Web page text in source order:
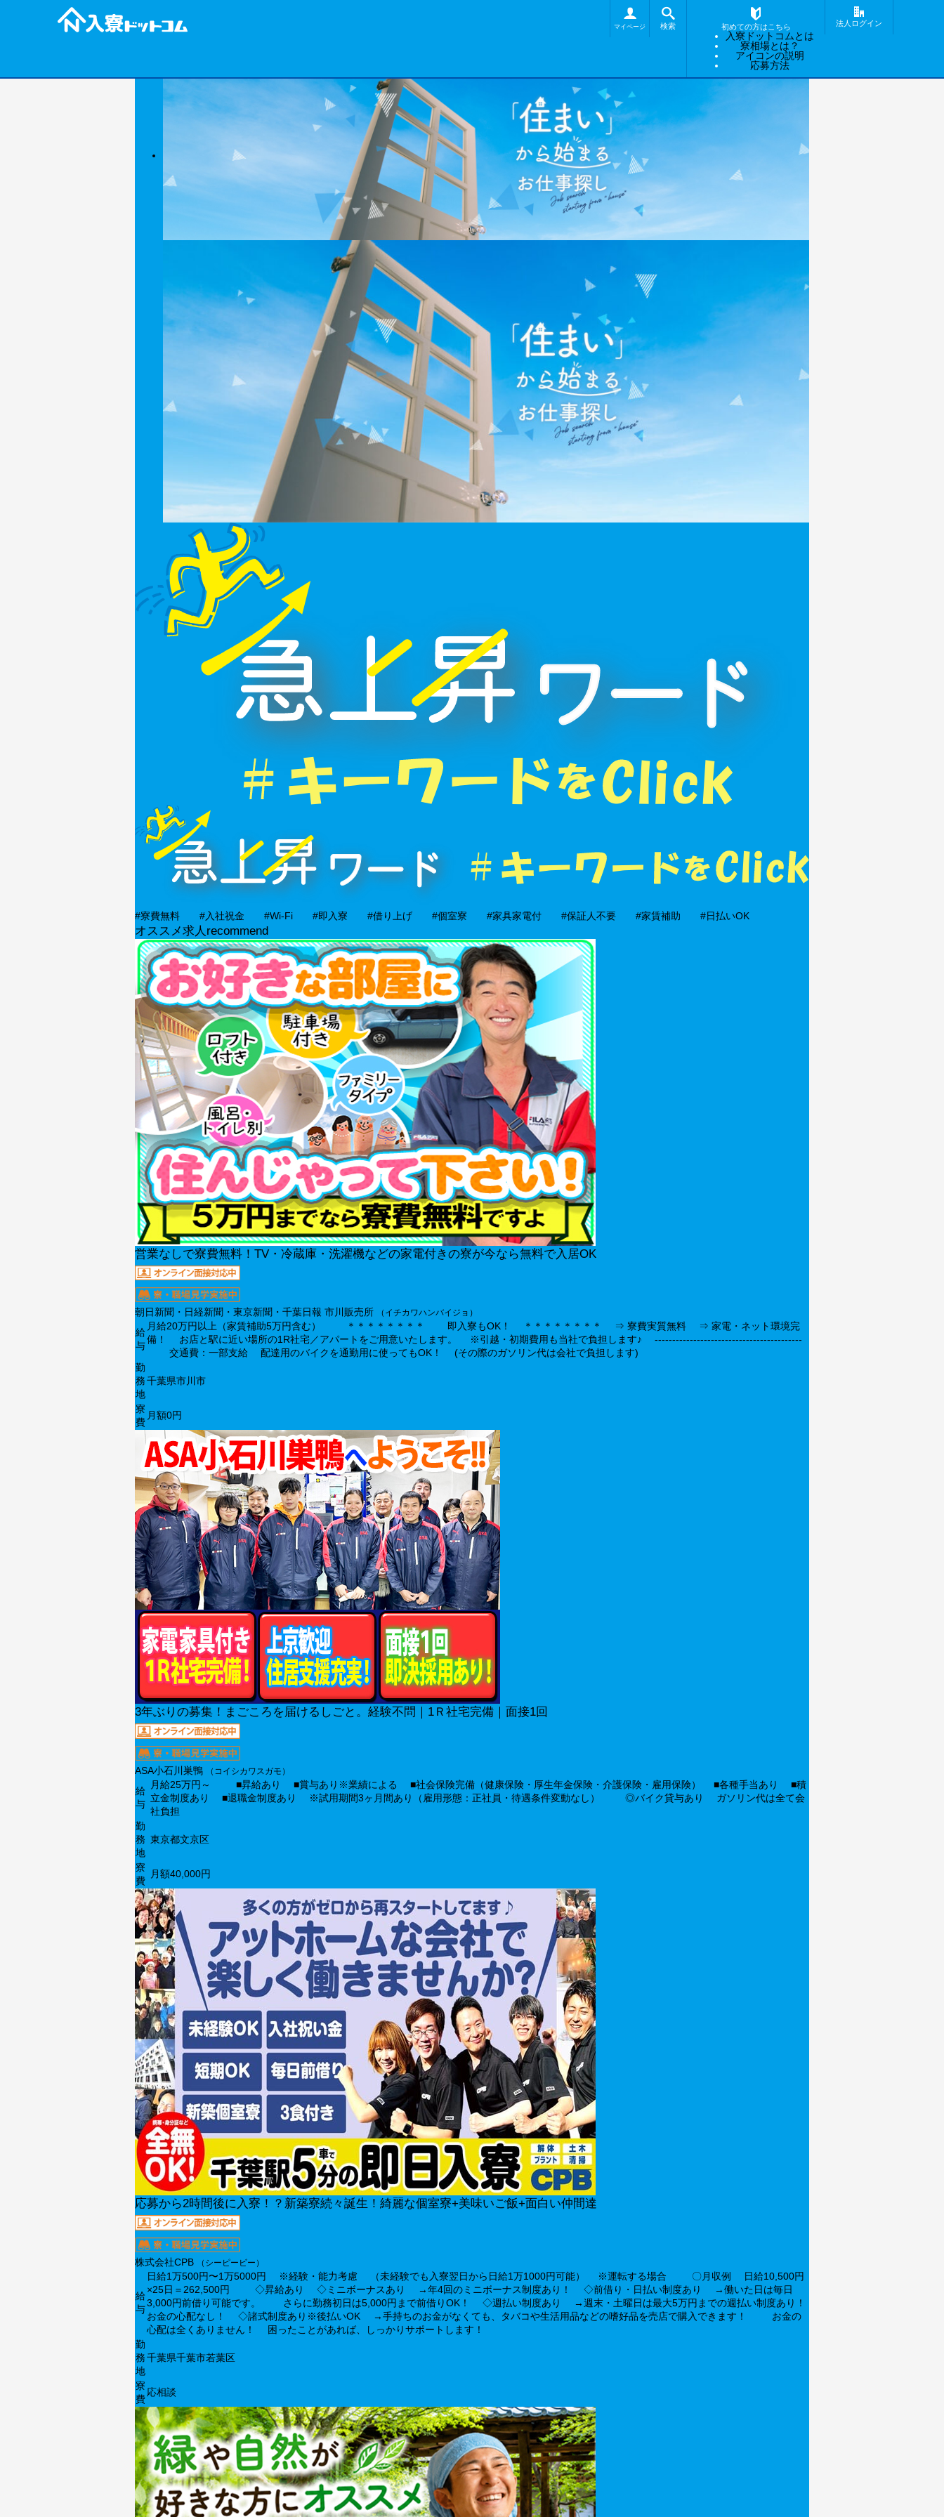
法人ログイン
初めての方はこちら
入寮ドットコムとは
寮相場とは？
アイコンの説明
応募方法
検索
マイページ
5 位
千葉県
寮費無料 30% 寮費無料 68%
-
寮費無料 67% 寮費無料 67%
#寮費無料 #入社祝金 #Wi-Fi #即入寮 #借り上げ #個室寮 #家具家電付 #保証人不要 #家賃補助 #日払いOK
オススメ求人 recommend
営業なしで寮費無料！TV・冷蔵庫・洗濯機などの家電付きの寮が今なら無料で入居OK
朝日新聞・日経新聞・東京新聞・千葉日報 市川販売所 （イチカワハンバイジョ）
給
与
月給20万円以上（家賃補助5万円含む） ＊＊＊＊＊＊＊＊ 即入寮もOK！ ＊＊＊＊＊＊＊＊ ⇒ 寮費実質無料 ⇒ 家電・ネット環境完
備！ お店と駅に近い場所の1R社宅／アパートをご用意いたします。 ※引越・初期費用も当社で負担します♪ ------------------------------------------
交通費：一部支給 配達用のバイクを通勤用に使ってもOK！ (その際のガソリン代は会社で負担します)
勤
務
地
千葉県市川市
寮
費
月額0円
3年ぶりの募集！まごころを届けるしごと。経験不問｜1Ｒ社宅完備｜面接1回
ASA小石川巣鴨 （コイシカワスガモ）
給
与
月給25万円～ ■昇給あり ■賞与あり※業績による ■社会保険完備（健康保険・厚生年金保険・介護保険・雇用保険） ■各種手当あり ■積
立金制度あり ■退職金制度あり ※試用期間3ヶ月間あり（雇用形態：正社員・待遇条件変動なし） ◎バイク貸与あり ガソリン代は全て会
社負担
勤
務
地
東京都文京区
寮
費
月額40,000円
応募から2時間後に入寮！？新築寮続々誕生！綺麗な個室寮+美味いご飯+面白い仲間達
株式会社CPB （シーピービー）
給
与
日給1万500円〜1万5000円 ※経験・能力考慮 （未経験でも入寮翌日から日給1万1000円可能） ※運転する場合 〇月収例 日給10,500円
×25日＝262,500円 ◇昇給あり ◇ミニボーナスあり →年4回のミニボーナス制度あり！ ◇前借り・日払い制度あり →働いた日は毎日
3,000円前借り可能です。 さらに勤務初日は5,000円まで前借りOK！ ◇週払い制度あり →週末・土曜日は最大5万円までの週払い制度あり！
お金の心配なし！ ◇諸式制度あり※後払いOK →手持ちのお金がなくても、タバコや生活用品などの嗜好品を売店で購入できます！ お金の
心配は全くありません！ 困ったことがあれば、しっかりサポートします！
勤
務
地
千葉県千葉市若葉区
寮
費
応相談